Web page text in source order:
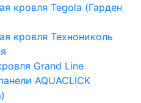
кровля Tegola (Гарден
кровля Технониколь
Grand Line
AQUACLICK